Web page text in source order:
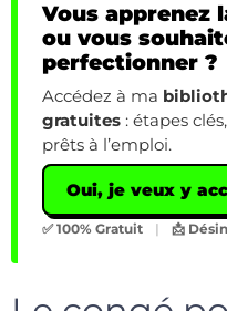
Vous apprenez
ou vous
perfectionner ?
Accédez à ma
gratuites : étapes
prêts à l’emploi.
Oui, je veux y
✅ 100% Gratuit | 📩